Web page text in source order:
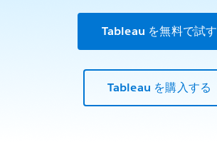
Tableau を無料で試す
Tableau を購入する